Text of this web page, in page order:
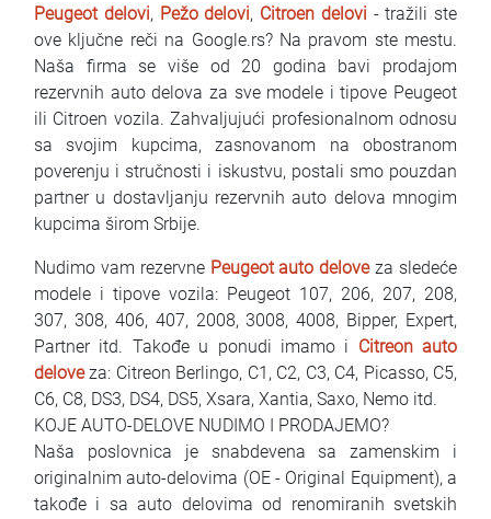
Rental conditions
FAQ
Blog
Contact
BIH
Peugeot delovi, Pežo delovi, Citroen delovi - tražili ste
ove ključne reči na Google.rs? Na pravom ste mestu.
Naša firma se više od 20 godina bavi prodajom
rezervnih auto delova za sve modele i tipove Peugeot
ili Citroen vozila. Zahvaljujući profesionalnom odnosu
sa svojim kupcima, zasnovanom na obostranom
poverenju i stručnosti i iskustvu, postali smo pouzdan
partner u dostavljanju rezervnih auto delova mnogim
kupcima širom Srbije.
Nudimo vam rezervne Peugeot auto deloveza sledeće
modele i tipove vozila: Peugeot 107, 206, 207, 208,
307, 308, 406, 407, 2008, 3008, 4008, Bipper, Expert,
Partner itd. Takođe u ponudi imamo i Citreon auto
deloveza: Citreon Berlingo, C1, C2, C3, C4, Picasso, C5,
C6, C8, DS3, DS4, DS5, Xsara, Xantia, Saxo, Nemo itd.
KOJE AUTO-DELOVE NUDIMO I PRODAJEMO?
Naša poslovnica je snabdevena sa zamenskim i
originalnim auto-delovima (OE - Original Equipment), a
takođe i sa auto delovima od renomiranih svetskih